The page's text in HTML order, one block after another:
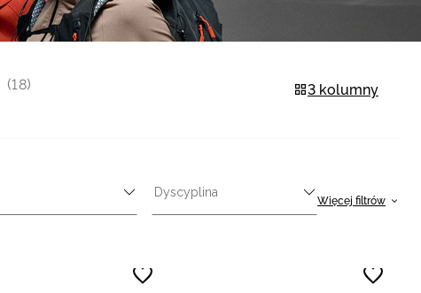
3 kolumny
(18)
Dyscyplina
Więcej filtrów